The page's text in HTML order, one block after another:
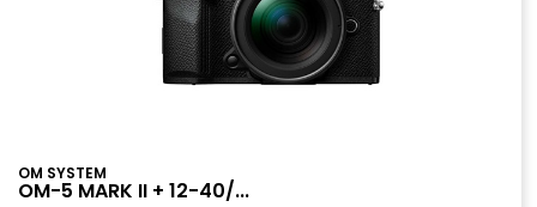
OM SYSTEM
OM-5 MARK II + 12-40/...